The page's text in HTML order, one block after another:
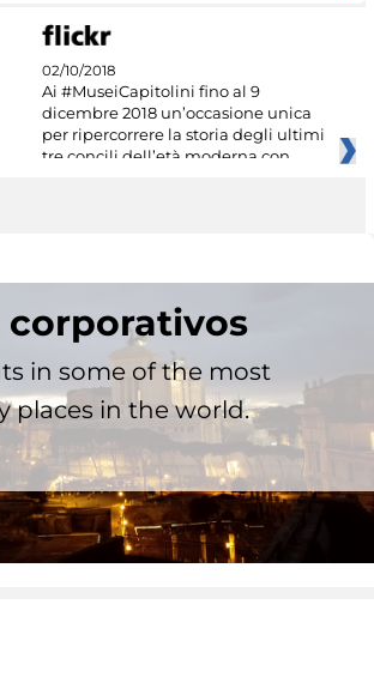
02/10/2018
Ai #MuseiCapitolini fino al 9
dicembre 2018 un’occasione unica
per ripercorrere la storia degli ultimi
tre concili dell’età moderna con
corporativos
in some of the most
places in the world.